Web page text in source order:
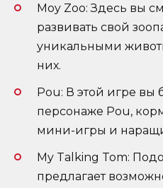
Moy Zoo: Здесь вы
развивать свой
уникальными
них.
Pou: В этой игре вы
персонаже Pou,
мини-игры и
My Talking Tom:
предлагает